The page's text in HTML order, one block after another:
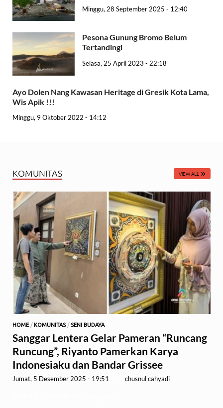
Minggu, 28 September 2025 - 12:40
Pesona Gunung Bromo Belum
Tertandingi
Selasa, 25 April 2023 - 22:18
Ayo Dolen Nang Kawasan Heritage di Gresik Kota Lama,
Wis Apik !!!
Minggu, 9 Oktober 2022 - 14:12
KOMUNITAS VIEW ALL
HOME / KOMUNITAS/ SENI BUDAYA
Sanggar Lentera Gelar Pameran “Runcang
Runcung”, Riyanto Pamerkan Karya
Indonesiaku dan Bandar Grissee
Jumat, 5 Desember 2025 - 19:51 chusnul cahyadi